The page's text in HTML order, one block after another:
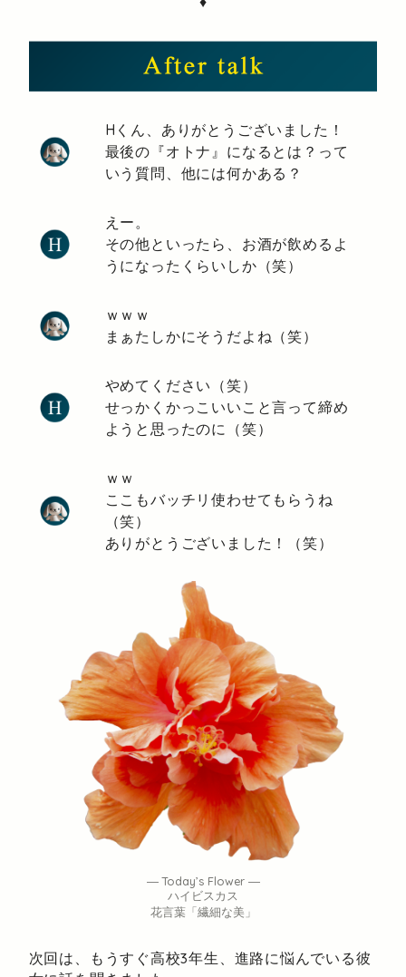
Hくん、ありがとうございました！
最後の『オトナ』になるとは？って
いう質問、他には何かある？
えー。
その他といったら、お酒が飲めるよ
うになったくらいしか（笑）
ｗｗｗ
まぁたしかにそうだよね（笑）
やめてください（笑）
せっかくかっこいいこと言って締め
ようと思ったのに（笑）
ｗｗ
ここもバッチリ使わせてもらうね
（笑）
ありがとうございました！（笑）
― Today’s Flower ―
ハイビスカス
花言葉「繊細な美」
次回は、もうすぐ高校3年生、進路に悩んでいる彼